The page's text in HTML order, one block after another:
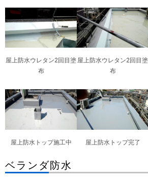
屋上防水ウレタン2回目塗
布
屋上防水ウレタン2回目塗
布
屋上防水トップ施工中 屋上防水トップ完了
ベランダ防水